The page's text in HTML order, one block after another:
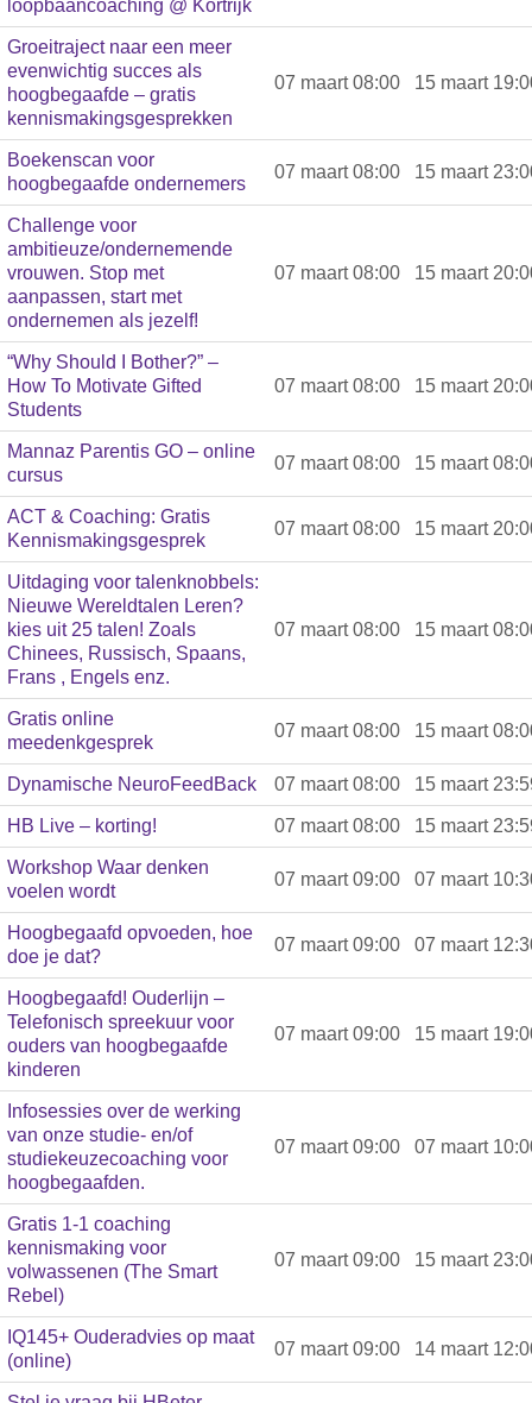
loopbaancoaching @ Kortrijk
Groeitraject naar een meer
evenwichtig succes als
hoogbegaafde – gratis
kennismakingsgesprekken
07 maart 08:00 15 maart
Boekenscan voor
hoogbegaafde ondernemers
07 maart 08:00 15 maart
Challenge voor
ambitieuze/ondernemende
vrouwen. Stop met
aanpassen, start met
ondernemen als jezelf!
07 maart 08:00 15 maart
“Why Should I Bother?” –
How To Motivate Gifted
Students
07 maart 08:00 15 maart
Mannaz Parentis GO – online
cursus
07 maart 08:00 15 maart
ACT & Coaching: Gratis
Kennismakingsgesprek
07 maart 08:00 15 maart
Uitdaging voor talenknobbels:
Nieuwe Wereldtalen Leren?
kies uit 25 talen! Zoals
Chinees, Russisch, Spaans,
Frans , Engels enz.
07 maart 08:00 15 maart
Gratis online
meedenkgesprek
07 maart 08:00 15 maart
Dynamische NeuroFeedBack 07 maart 08:00 15 maart
HB Live – korting! 07 maart 08:00 15 maart
Workshop Waar denken
voelen wordt
07 maart 09:00 07 maart
Hoogbegaafd opvoeden, hoe
doe je dat?
07 maart 09:00 07 maart
Hoogbegaafd! Ouderlijn –
Telefonisch spreekuur voor
ouders van hoogbegaafde
kinderen
07 maart 09:00 15 maart
Infosessies over de werking
van onze studie- en/of
studiekeuzecoaching voor
hoogbegaafden.
07 maart 09:00 07 maart
Gratis 1-1 coaching
kennismaking voor
volwassenen (The Smart
Rebel)
07 maart 09:00 15 maart
IQ145+ Ouderadvies op maat
(online)
07 maart 09:00 14 maart